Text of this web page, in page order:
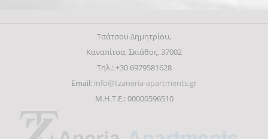
Τσάτσου Δημητρίου,
Καναπίτσα, Σκιάθος, 37002
Τηλ.: +30 6979581628
Email: info@tzaneria-apartments.gr
Μ.Η.Τ.Ε.: 00000596510